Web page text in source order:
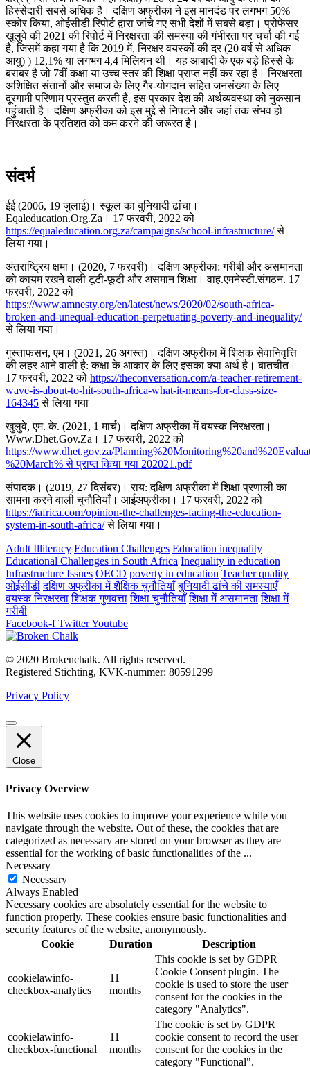
हिस्सेदारी सबसे अधिक है। दक्षिण अफ्रीका ने इस मानदंड पर लगभग 50%
स्कोर किया, ओईसीडी रिपोर्ट द्वारा जांचे गए सभी देशों में सबसे बड़ा। प्रोफेसर
खुलुवे की 2021 की रिपोर्ट में निरक्षरता की समस्या की गंभीरता पर चर्चा की गई
है, जिसमें कहा गया है कि 2019 में, निरक्षर वयस्कों की दर (20 वर्ष से अधिक
आयु) ) 12,1% या लगभग 4,4 मिलियन थी। यह आबादी के एक बड़े हिस्से के
बराबर है जो 7वीं कक्षा या उच्च स्तर की शिक्षा प्राप्त नहीं कर रहा है। निरक्षरता
अशिक्षित संतानों और समाज के लिए गैर-योगदान सहित जनसंख्या के लिए
दूरगामी परिणाम प्रस्तुत करती है, इस प्रकार देश की अर्थव्यवस्था को नुकसान
पहुंचाती है। दक्षिण अफ्रीका को इस मुद्दे से निपटने और जहां तक ​​संभव हो
निरक्षरता के प्रतिशत को कम करने की जरूरत है।
संदर्भ
ईई (2006, 19 जुलाई)। स्कूल का बुनियादी ढांचा।
Eqaleducation.Org.Za। 17 फरवरी, 2022 को
https://equaleducation.org.za/campaigns/school-infrastructure/से
लिया गया।
अंतराष्ट्रिय क्षमा। (2020, 7 फरवरी)। दक्षिण अफ्रीका: गरीबी और असमानता
को कायम रखने वाली टूटी-फूटी और असमान शिक्षा। वाह.एमनेस्टी.संगठन. 17
फरवरी, 2022 को
https://www.amnesty.org/en/latest/news/2020/02/south-africa-
broken-and-unequal-education-perpetuating-poverty-and-inequality/
से लिया गया।
गुस्ताफसन, एम। (2021, 26 अगस्त)। दक्षिण अफ्रीका में शिक्षक सेवानिवृत्ति
की लहर आने वाली है: कक्षा के आकार के लिए इसका क्या अर्थ है। बातचीत।
17 फरवरी, 2022 को https://theconversation.com/a-teacher-retirement-
wave-is-about-to-hit-south-africa-what-it-means-for-class-size-
164345से लिया गया
खुलुवे, एम. के. (2021, 1 मार्च)। दक्षिण अफ्रीका में वयस्क निरक्षरता।
Www.Dhet.Gov.Za। 17 फरवरी, 2022 को
https://www.dhet.gov.za/
%20March% से प्राप्त किया गया 202021.pdf
संपादक। (2019, 27 दिसंबर)। राय: दक्षिण अफ्रीका में शिक्षा प्रणाली का
सामना करने वाली चुनौतियाँ। आईअफ्रीका। 17 फरवरी, 2022 को
https://iafrica.com/opinion-the-challenges-facing-the-education-
system-in-south-africa/से लिया गया।
Adult Illiteracy Education Challenges Education inequality
Educational Challenges in South Africa Inequality in education
Infrastructure Issues OECD poverty in education Teacher quality
ओईसीडी दक्षिण अफ्रीका में शैक्षिक चुनौतियाँ बुनियादी ढांचे की समस्याएँ
वयस्क निरक्षरता शिक्षक गुणवत्ता शिक्षा चुनौतियाँ शिक्षा में असमानता शिक्षा में
गरीबी
Facebook-f TwitterYoutube
© 2020 Brokenchalk. All rights reserved.
Registered Stichting, KVK-nummer: 80591299​
Privacy Policy |
Close
Privacy Overview
This website uses cookies to improve your experience while you
navigate through the website. Out of these, the cookies that are
categorized as necessary are stored on your browser as they are
essential for the working of basic functionalities of the ...
Necessary
Necessary
Always Enabled
Necessary cookies are absolutely essential for the website to
function properly. These cookies ensure basic functionalities and
security features of the website, anonymously.
Cookie
Duration Description
cookielawinfo-
checkbox-analytics
11
months
This cookie is set by GDPR
Cookie Consent plugin. The
cookie is used to store the user
consent for the cookies in the
category "Analytics".
cookielawinfo-
checkbox-functional
11
months
The cookie is set by GDPR
cookie consent to record the user
consent for the cookies in the
category "Functional".